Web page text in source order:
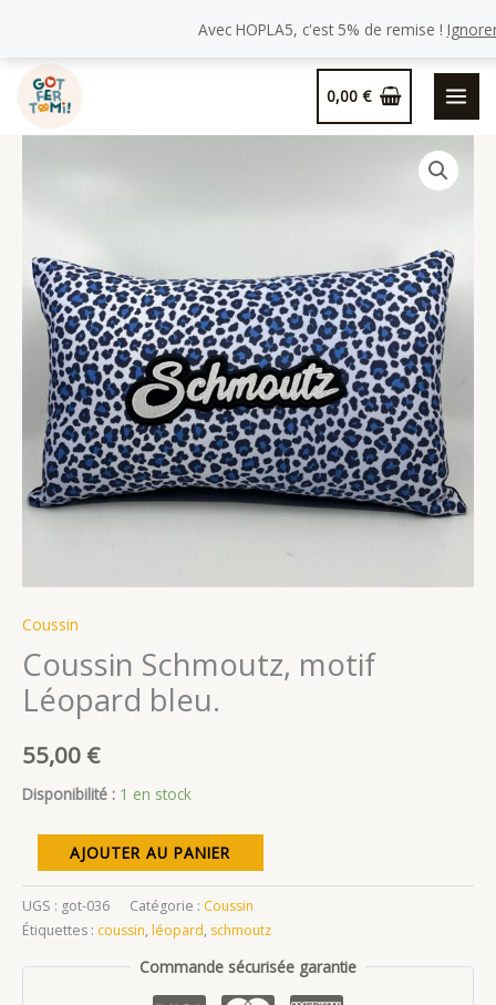
Avec HOPLA5, c'est 5% de remise !
0,00€
Coussin
Coussin Schmoutz, motif
Léopard bleu.
55,00 €
Disponibilité : 1 en stock
quantité
de
Coussin
Schmoutz,
AJOUTER AU PANIER
UGS : got-036 Catégorie : Coussin
Étiquettes : coussin, léopard, schmoutz
Commande sécurisée garantie
Schmoutz,
motif
Léopard